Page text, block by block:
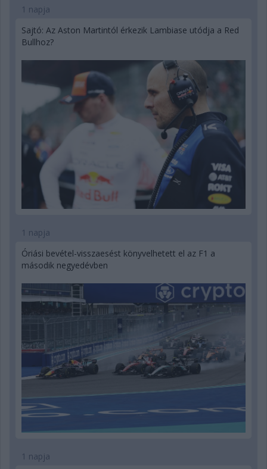
1 napja
Sajtó: Az Aston Martintól érkezik Lambiase utódja a Red
Bullhoz?
1 napja
Óriási bevétel-visszaesést könyvelhetett el az F1 a
második negyedévben
1 napja